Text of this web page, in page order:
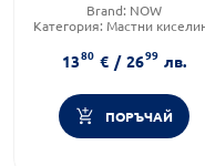
Brand: NOW
Категория: Мастни
1380 € / 2699 лв.
ПОРЪЧАЙ